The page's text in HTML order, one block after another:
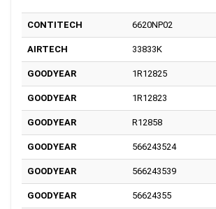
CONTITECH 6620NP02
AIRTECH 33833K
GOODYEAR 1R12825
GOODYEAR 1R12823
GOODYEAR R12858
GOODYEAR 566243524
GOODYEAR 566243539
GOODYEAR 56624355